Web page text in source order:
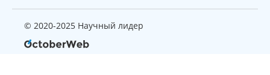
© 2020-2025 Научный лидер